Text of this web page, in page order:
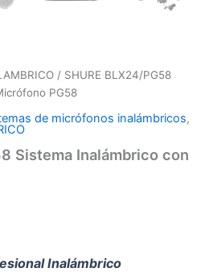
/ SHURE BLX24/PG58
PG58
de micrófonos inalámbricos,
Sistema Inalámbrico con
Inalámbrico